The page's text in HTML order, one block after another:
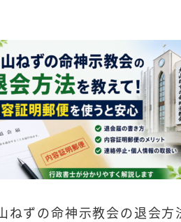
ねずの命神示教会の退会方